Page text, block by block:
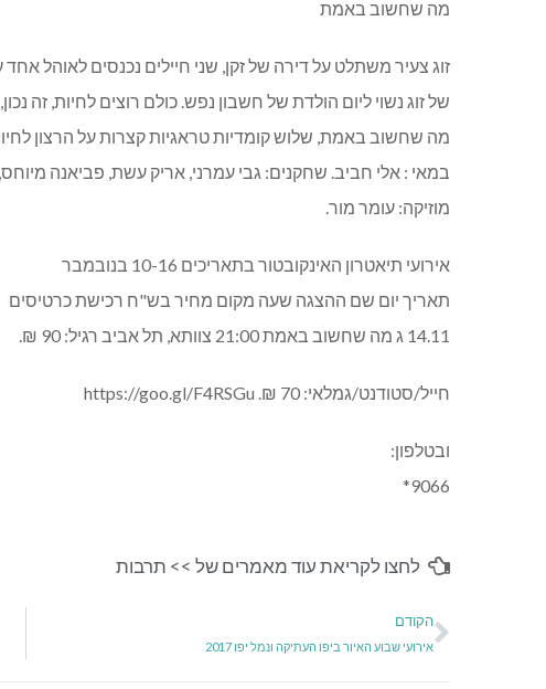
מה שחשוב באמת
זוג צעיר משתלט על דירה של זקן, שני חיילים נכנסים לאוהל
של זוג נשוי ליום הולדת של חשבון נפש. כולם רוצים לחיות, זה
מה שחשוב באמת, שלוש קומדיות טראגיות קצרות על הרצון
במאי : אלי חביב. שחקנים: גבי עמרני, אריק עשת, פביאנה מיוחס,
מוזיקה: עומר מור.
אירועי תיאטרון האינקובטור בתאריכים 10-16 בנובמבר
תאריך יום שם ההצגה שעה מקום מחיר בש"ח רכישת כרטיסים
14.11 ג מה שחשוב באמת 21:00 צוותא, תל אביב רגיל: 90 ₪.
חייל/סטודנט/גמלאי: 70 ₪. https://goo.gl/F4RSGu
ובטלפון:
9066*
לחצו לקריאת עוד מאמרים של >> תרבות
הקודם
אירועי שבוע האיור ביפו העתיקה ונמל יפו 2017